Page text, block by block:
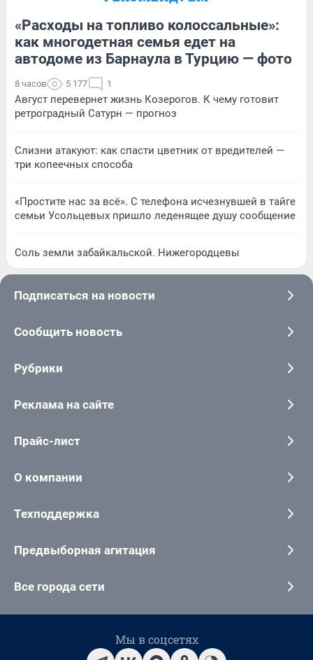
«Расходы на топливо колоссальные»:
как многодетная семья едет на
автодоме из Барнаула в Турцию — фото
8 часов 5 177 1
Август перевернет жизнь Козерогов. К чему готовит
ретроградный Сатурн — прогноз
Слизни атакуют: как спасти цветник от вредителей —
три копеечных способа
«Простите нас за всё». С телефона исчезнувшей в тайге
семьи Усольцевых пришло леденящее душу сообщение
Соль земли забайкальской. Нижегородцевы
Подписаться на новости
Сообщить новость
Рубрики
Реклама на сайте
Прайс-лист
О компании
Техподдержка
Предвыборная агитация
Все города сети
Мы в соцсетях